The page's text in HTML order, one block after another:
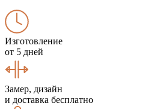
Изготовление
от 5 дней
Замер, дизайн
и доставка бесплатно